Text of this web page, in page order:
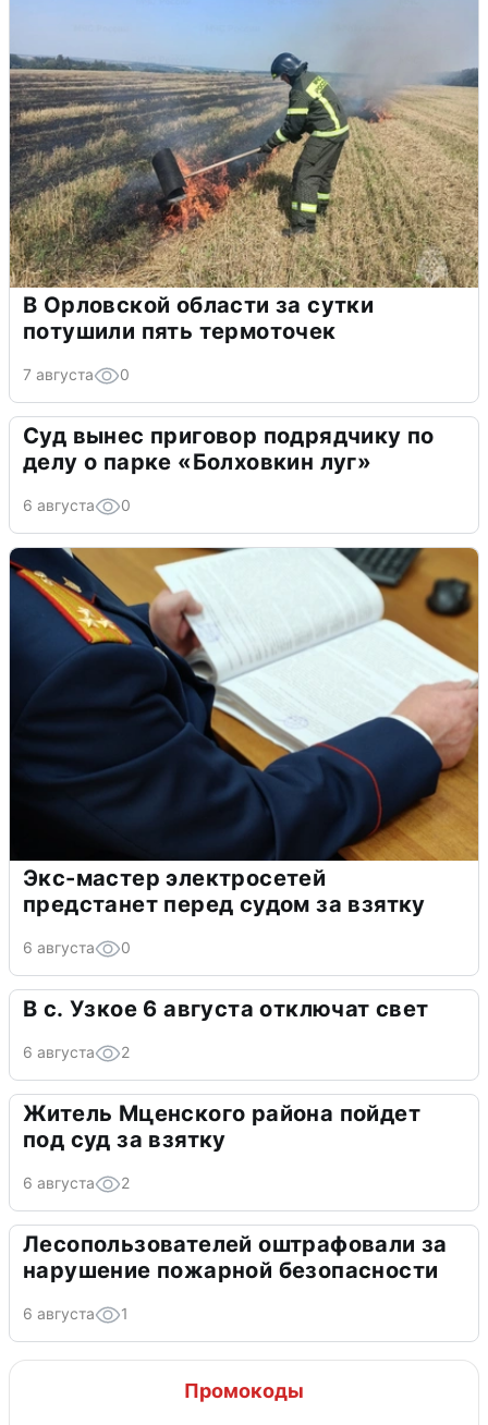
В Орловской области за сутки
потушили пять термоточек
7 августа 0
Суд вынес приговор подрядчику по
делу о парке «Болховкин луг»
6 августа 0
Экс-мастер электросетей
предстанет перед судом за взятку
6 августа 0
В с. Узкое 6 августа отключат свет
6 августа 2
Житель Мценского района пойдет
под суд за взятку
6 августа 2
Лесопользователей оштрафовали за
нарушение пожарной безопасности
6 августа 1
Промокоды